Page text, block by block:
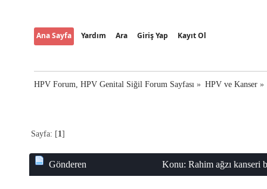
Ana Sayfa Yardım Ara Giriş Yap Kayıt Ol
HPV Forum, HPV Genital Siğil Forum Sayfası » HPV ve Kanser»
Sayfa: [1]
Gönderen Konu: Rahim ağzı kanseri